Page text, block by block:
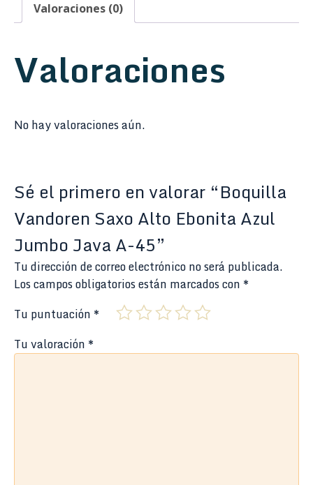
Valoraciones (0)
Valoraciones
No hay valoraciones aún.
Sé el primero en valorar “Boquilla
Vandoren Saxo Alto Ebonita Azul
Jumbo Java A-45”
Tu dirección de correo electrónico no será publicada.
Los campos obligatorios están marcados con *
Tu puntuación *
Tu valoración *